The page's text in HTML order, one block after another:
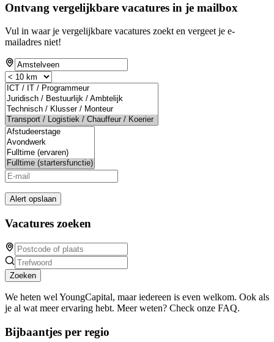
Ontvang vergelijkbare vacatures in je mailbox
Vul in waar je vergelijkbare vacatures zoekt en vergeet je e-
mailadres niet!
Alert opslaan
Vacatures zoeken
Zoeken
We heten wel YoungCapital, maar iedereen is even welkom. Ook als
je al wat meer ervaring hebt. Meer weten? Check onze FAQ.
Bijbaantjes per regio